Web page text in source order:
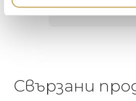
Свързани